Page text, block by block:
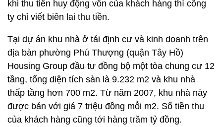
khi thu tiền huy động vốn của khách hàng thì công
ty chỉ viết biên lai thu tiền.
Tại dự án khu nhà ở tái định cư và kinh doanh trên
địa bàn phường Phú Thượng (quận Tây Hồ)
Housing Group đầu tư đồng bộ một tòa chung cư 12
tầng, tổng diện tích sàn là 9.232 m2 và khu nhà
thấp tầng hơn 700 m2. Từ năm 2007, khu nhà này
được bán với giá 7 triệu đồng mỗi m2. Số tiền thu
của khách hàng cũng tới hàng trăm tỷ đồng.